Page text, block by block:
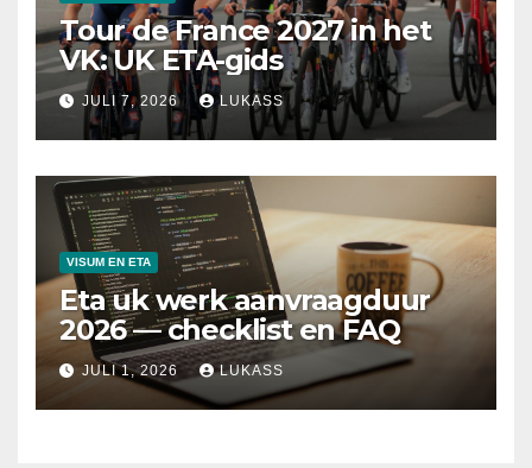
Tour de France 2027 in het
VK: UK ETA-gids
JULI 7, 2026 LUKASS
VISUM EN ETA
Eta uk werk aanvraagduur
2026 — checklist en FAQ
JULI 1, 2026 LUKASS